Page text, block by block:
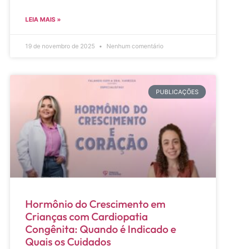
LEIA MAIS »
19 de novembro de 2025 Nenhum comentário
PUBLICAÇÕES
Hormônio do Crescimento em
Crianças com Cardiopatia
Congênita: Quando é Indicado e
Quais os Cuidados